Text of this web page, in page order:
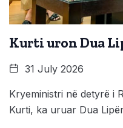
Kurti uron Dua
31 July 2026
Kryeministri në detyrë i
Kurti, ka uruar Dua